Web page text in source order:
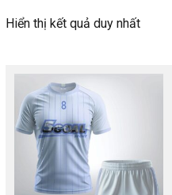
Hiển thị kết quả duy nhất